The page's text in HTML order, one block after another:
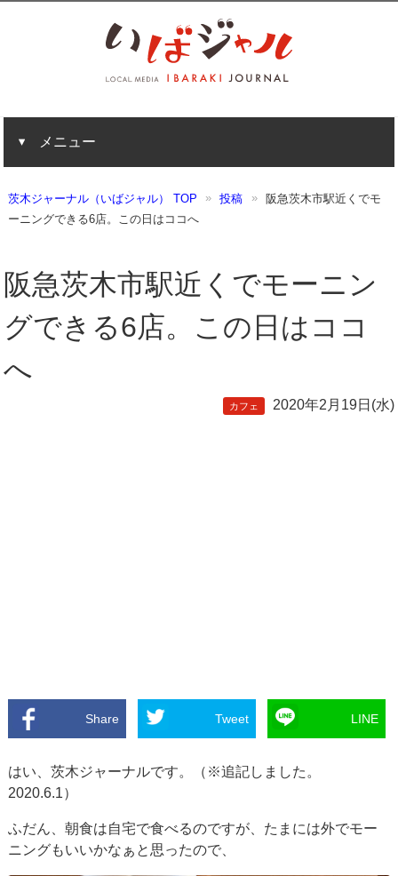
メニュー
茨木ジャーナル（いばジャル） TOP 投稿
阪急茨木市駅近くでモ
ーニングできる6店。この日はココへ
阪急茨木市駅近くでモーニン
グできる6店。この日はココ
へ
カフェ 2020年2月19日(水)
Share Tweet LINE
はい、茨木ジャーナルです。（※追記しました。
2020.6.1）
ふだん、朝食は自宅で食べるのですが、たまには外でモー
ニングもいいかなぁと思ったので、